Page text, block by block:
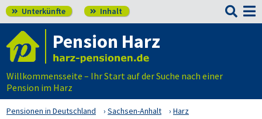
 Unterkünfte  Inhalt 
Pension Harz
Willkommensseite – Ihr Start auf der Suche nach einer
Pension im Harz
Pensionen in Deutschland Sachsen-Anhalt
Harz